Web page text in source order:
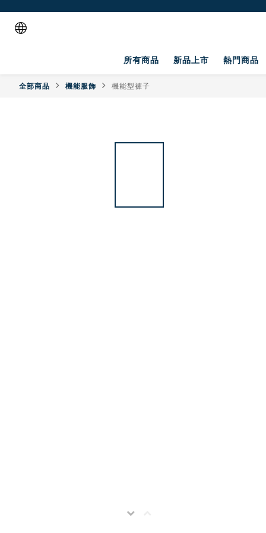
所有商品 新品上市 熱門商品
全部商品 機能服飾 機能型褲子